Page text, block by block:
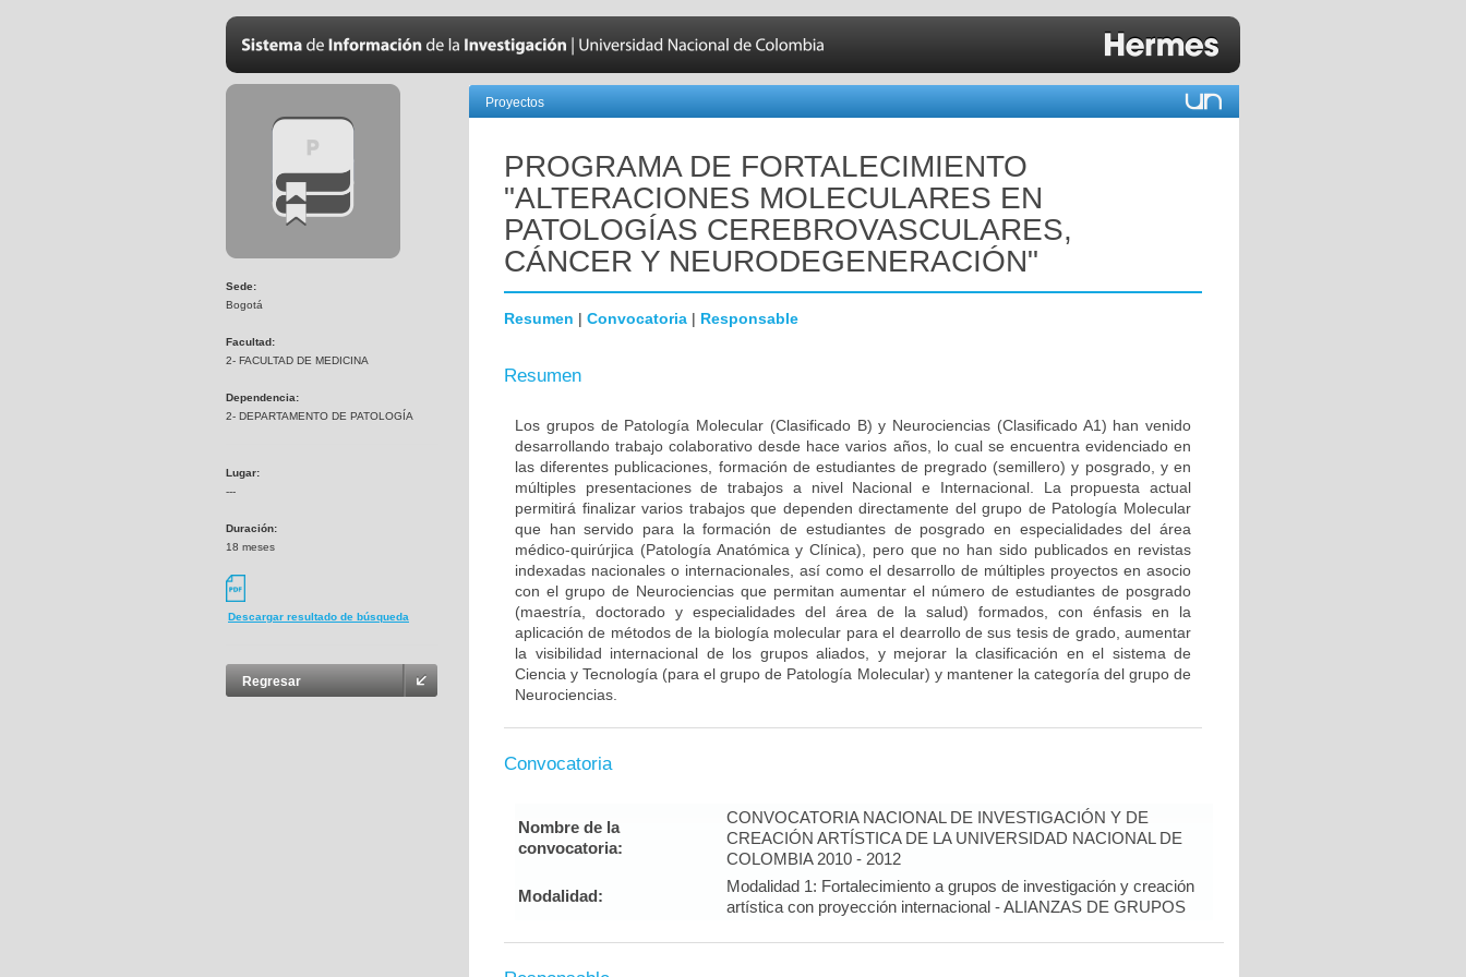
Sede:
Bogotá
Facultad:
2- FACULTAD DE MEDICINA
Dependencia:
2- DEPARTAMENTO DE PATOLOGÍA
Lugar:
---
Duración:
18 meses
Descargar resultado de búsqueda
Regresar
Proyectos
PROGRAMA DE FORTALECIMIENTO
"ALTERACIONES MOLECULARES EN
PATOLOGÍAS CEREBROVASCULARES,
CÁNCER Y NEURODEGENERACIÓN"
Resumen | Convocatoria | Responsable
Resumen
Los grupos de Patología Molecular (Clasificado B) y Neurociencias (Clasificado A1) han venido
desarrollando trabajo colaborativo desde hace varios años, lo cual se encuentra evidenciado en
las diferentes publicaciones, formación de estudiantes de pregrado (semillero) y posgrado, y en
múltiples presentaciones de trabajos a nivel Nacional e Internacional. La propuesta actual
permitirá finalizar varios trabajos que dependen directamente del grupo de Patología Molecular
que han servido para la formación de estudiantes de posgrado en especialidades del área
médico-quirúrjica (Patología Anatómica y Clínica), pero que no han sido publicados en revistas
indexadas nacionales o internacionales, así como el desarrollo de múltiples proyectos en asocio
con el grupo de Neurociencias que permitan aumentar el número de estudiantes de posgrado
(maestría, doctorado y especialidades del área de la salud) formados, con énfasis en la
aplicación de métodos de la biología molecular para el dearrollo de sus tesis de grado, aumentar
la visibilidad internacional de los grupos aliados, y mejorar la clasificación en el sistema de
Ciencia y Tecnología (para el grupo de Patología Molecular) y mantener la categoría del grupo de
Neurociencias.
Convocatoria
Nombre de la
convocatoria:
CONVOCATORIA NACIONAL DE INVESTIGACIÓN Y DE
CREACIÓN ARTÍSTICA DE LA UNIVERSIDAD NACIONAL DE
COLOMBIA 2010 - 2012
Modalidad:
Modalidad 1: Fortalecimiento a grupos de investigación y creación
artística con proyección internacional - ALIANZAS DE GRUPOS